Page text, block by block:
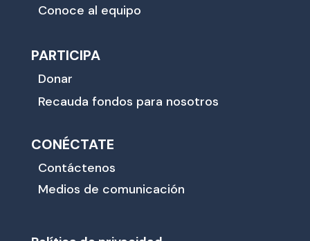
Conoce al equipo
PARTICIPA
Donar
Recauda fondos para nosotros
CONÉCTATE
Contáctenos
Medios de comunicación